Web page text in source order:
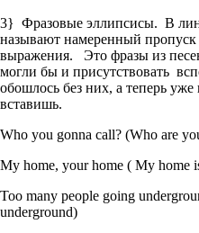
3} Фразовые эллипсисы. В
называют намеренный пропуск
выражения. Это фразы из
могли бы и присутствовать
обошлось без них, а теперь
вставишь.
Who you gonna call? (Who are
My home, your home ( My home
Too many people going
underground)